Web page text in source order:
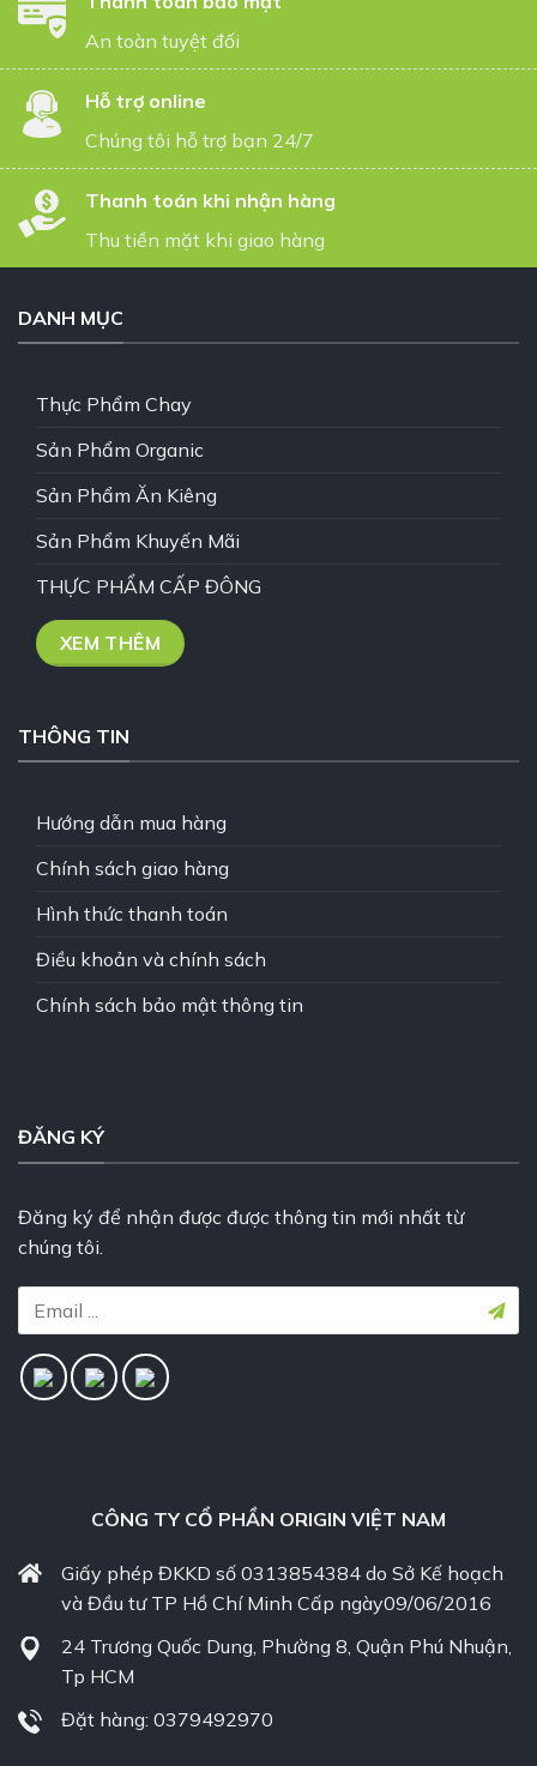
An toàn tuyệt đối
Hỗ trợ online
Chúng tôi hỗ trợ bạn 24/7
Thanh toán khi nhận hàng
Thu tiền mặt khi giao hàng
DANH MỤC
Thực Phẩm Chay
Sản Phẩm Organic
Sản Phẩm Ăn Kiêng
Sản Phẩm Khuyến Mãi
THỰC PHẨM CẤP ĐÔNG
XEM THÊM
THÔNG TIN
Hướng dẫn mua hàng
Chính sách giao hàng
Hình thức thanh toán
Điều khoản và chính sách
Chính sách bảo mật thông tin
ĐĂNG KÝ
Đăng ký để nhận được được thông tin mới nhất từ
chúng tôi.
CÔNG TY CỔ PHẦN ORIGIN VIỆT NAM
Giấy phép ĐKKD số 0313854384 do Sở Kế hoạch
và Đầu tư TP Hồ Chí Minh Cấp ngày09/06/2016
24 Trương Quốc Dung, Phường 8, Quận Phú Nhuận,
Tp HCM
Đặt hàng: 0379492970